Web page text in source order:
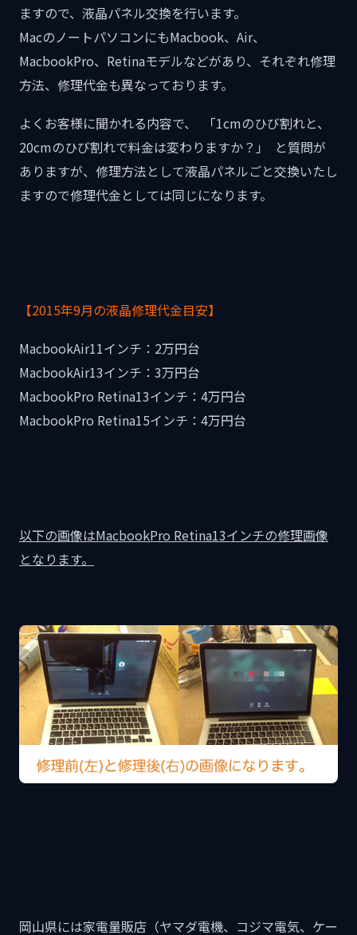
ますので、液晶パネル交換を行います。
MacのノートパソコンにもMacbook、Air、
MacbookPro、Retinaモデルなどがあり、それぞれ修理
方法、修理代金も異なっております。
よくお客様に聞かれる内容で、 「1cmのひび割れと、
20cmのひび割れで料金は変わりますか？」 と質問が
ありますが、修理方法として液晶パネルごと交換いたし
ますので修理代金としては同じになります。
【2015年9月の液晶修理代金目安】
MacbookAir11インチ：2万円台
MacbookAir13インチ：3万円台
MacbookPro Retina13インチ：4万円台
MacbookPro Retina15インチ：4万円台
以下の画像はMacbookPro Retina13インチの修理画像
となります。
岡山県には家電量販店（ヤマダ電機、コジマ電気、ケー